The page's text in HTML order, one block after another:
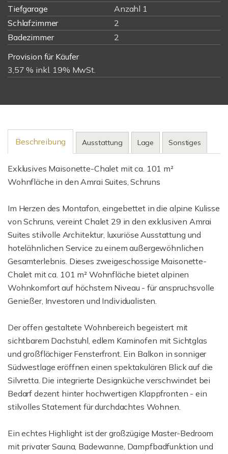
Tiefgarage
Anzahl 1
Schlafzimmer
2
Badezimmer
2
Provision für Käufer
3,57 % inkl. 19% MwSt.
Beschreibung Ausstattung Lage Sonstiges
Exklusives Maisonette-Chalet mit ca. 101 m²
Wohnfläche in den Amrai Suites, Schruns
Im Herzen des Montafon, eingebettet in die alpine Kulisse
von Schruns, vereint Chalet 29 in den exklusiven Amrai
Suites stilvolle Architektur, luxuriöse Ausstattung und
hotelähnlichen Service zu einem außergewöhnlichen
Gesamterlebnis. Dieses zweigeschossige Maisonette-
Chalet mit ca. 101 m² Wohnfläche bietet alpinen
Wohnkomfort auf höchstem Niveau - für anspruchsvolle
Genießer, Investoren und Individualisten.
Der offen gestaltete Wohnbereich begeistert mit
sichtbarem Dachstuhl, edlem Kaminofen mit Sichtglas
und großflächiger Fensterfront. Ein Balkon in sonniger
Südwestlage eröffnen einen spektakulären Blick auf die
Silvretta. Die integrierte Designküche verschwindet bei
Bedarf dezent hinter hochwertigen Klappfronten - ein
stilvolles Statement für durchdachtes Wohnen.
Ein echtes Highlight ist der großzügige Master-Bedroom
mit privater Sauna, Badewanne, Dampfbadfunktion und